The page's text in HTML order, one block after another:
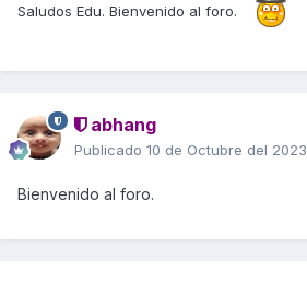
Saludos Edu. Bienvenido al foro.
abhang
Publicado 10 de Octubre del 2023
Bienvenido al foro.